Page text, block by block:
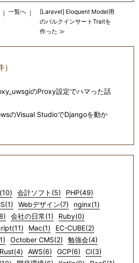
｜一覧へ ｜
[Laravel] Eloquent Model用
のバルクインサートTraitを
作った ≫
のProxy設定でハマった話
のVisual StudioでDjangoを動か
会計ソフト(5)
PHP(49)
Webデザイン(7)
nginx(1)
会社の日常(1)
Ruby(0)
Mac(1)
EC-CUBE(2)
October CMS(2)
勉強会(4)
Rust(4) AWS(6) GCP(6)
CI(3)